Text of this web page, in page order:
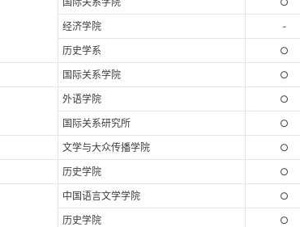
经济学院
-
历史学系
○
国际关系学院 ○
外语学院
○
国际关系研究所
○
文学与大众传播学院
○
历史学院 ○
中国语言文学学院
○
历史学院
○